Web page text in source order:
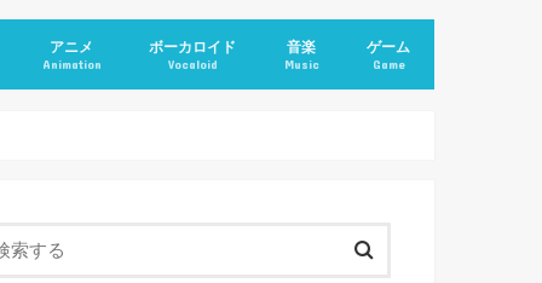
アニメ
Animation
ボーカロイド
Vocaloid
音楽
Music
ゲーム
Game